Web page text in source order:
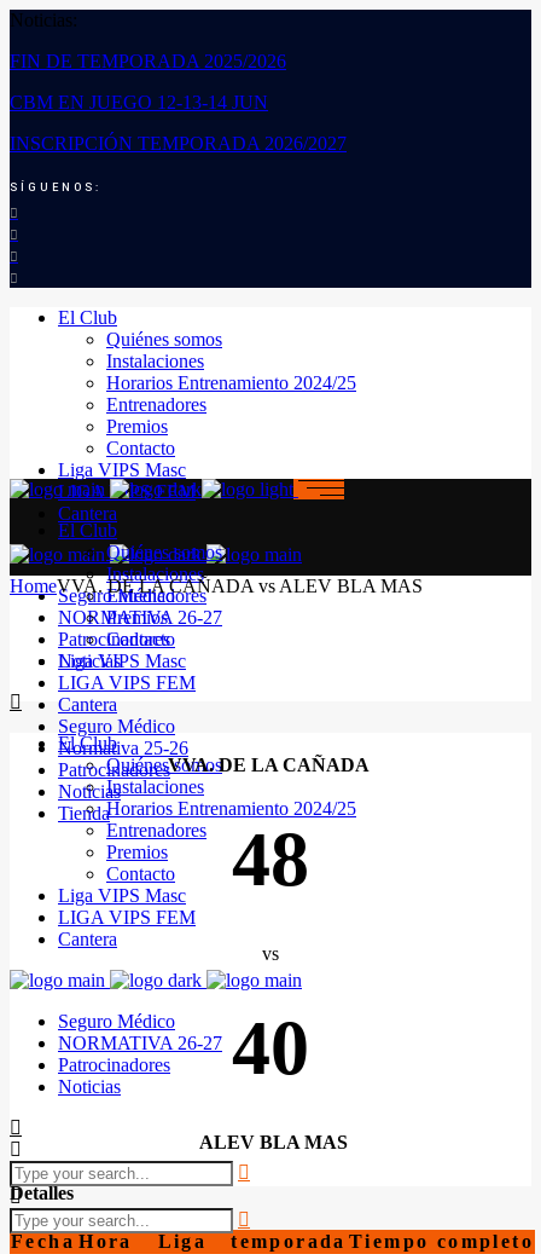
Noticias:
FIN DE TEMPORADA 2025/2026
CBM EN JUEGO 12-13-14 JUN
INSCRIPCIÓN TEMPORADA 2026/2027
SÍGUENOS:
El Club
Quiénes somos
Instalaciones
Horarios Entrenamiento 2024/25
Entrenadores
Premios
Contacto
Liga VIPS Masc
LIGA VIPS FEM
Cantera
Seguro Médico
NORMATIVA 26-27
Patrocinadores
Noticias
El Club
Quiénes somos
Instalaciones
Horarios Entrenamiento 2024/25
Entrenadores
Premios
Contacto
Liga VIPS Masc
LIGA VIPS FEM
Cantera
Seguro Médico
NORMATIVA 26-27
Patrocinadores
Noticias
El Club
Quiénes somos
Instalaciones
Entrenadores
Premios
Contacto
Liga VIPS Masc
LIGA VIPS FEM
Cantera
Seguro Médico
Normativa 25-26
Patrocinadores
Noticias
Tienda
HomeVVA. DE LA CAÑADA vs ALEV BLA MAS
VVA. DE LA CAÑADA
48
vs
40
ALEV BLA MAS
Detalles
Fecha Hora Liga temporada Tiempo completo